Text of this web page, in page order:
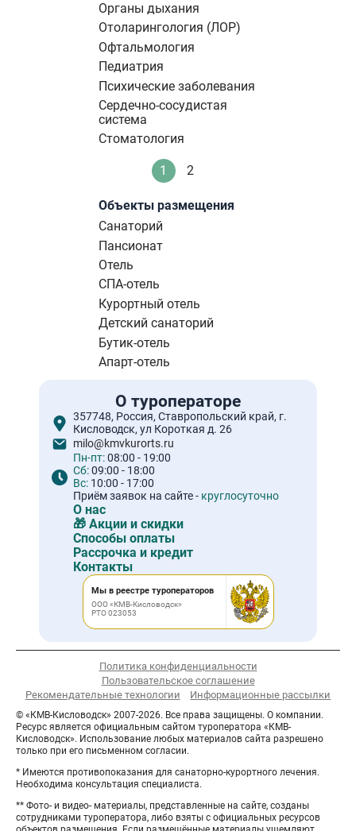
Органы дыхания
Отоларингология (ЛОР)
Офтальмология
Педиатрия
Психические заболевания
Сердечно-сосудистая
система
Стоматология
Нумерация
страниц Текущая
1 Стандартное
2
Объекты размещения
Санаторий
Пансионат
Отель
СПА-отель
Курортный отель
Детский санаторий
Бутик-отель
Апарт-отель
О туроператоре
357748, Россия, Ставропольский край, г.
Кисловодск, ул Короткая д. 26
milo@kmvkurorts.ru
Пн-пт:08:00 - 19:00
Сб:09:00 - 18:00
Вс: 10:00 - 17:00
Приём заявок на сайте - круглосуточно
О нас
🎁 Акции и скидки
Способы оплаты
Рассрочка и кредит
Контакты
Мы в реестре туроператоров
ООО «КМВ-Кисловодск»
РТО 023053
Политика конфиденциальности
Пользовательское соглашение
Рекомендательные технологии
Информационные рассылки
© «КМВ-Кисловодск» 2007-2026. Все права защищены. О компании.
Ресурс является официальным сайтом туроператора «КМВ-
Кисловодск». Использование любых материалов сайта разрешено
только при его письменном согласии.
* Имеются противопоказания для санаторно-курортного лечения.
Необходима консультация специалиста.
** Фото- и видео- материалы, представленные на сайте, созданы
сотрудниками туроператора, либо взяты с официальных ресурсов